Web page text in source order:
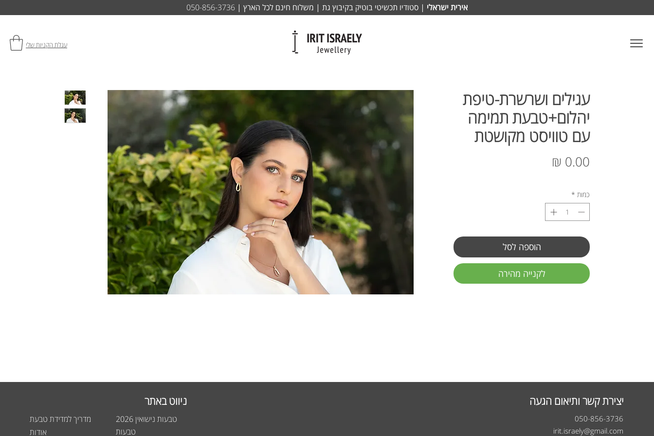
אירית ישראלי | סטודיו תכשיטי בוטיק בקיבוץ גת | משלוח חינם לכל הארץ | 050-856-3736
עגלת הקניות שלי
עגילים ושרשרת-טיפת
יהלום+טבעת תמימה
עם טוויסט מקושטת
כמות *
הוספה לסל
לקנייה מהירה
ניווט באתר
מדריך למדידת טבעת
אודות
טבעות נישואין 2026
טבעות
יצירת קשר ותיאום הגעה
050-856-3736
irit.israely@gmail.com